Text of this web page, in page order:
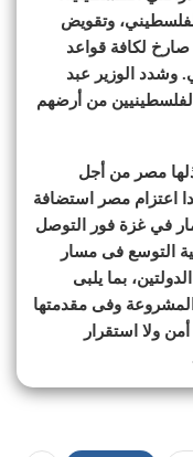
وتقويض
لكافة قواعد
وشدد الوزير عبد
من أرضهم
مصر من أجل
اعتزام مصر استضافة
في غزة فور التوصل
التوسع فى مسار
بما يلبى
وفى مقدمتها
ولا استقرار